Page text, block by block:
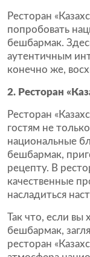
Ресторан
попробовать
бешбармак.
аутентичным
конечно же,
2. Ресторан
Ресторан
гостям не
национальные
бешбармак,
рецепту. В
качественные
насладиться
Так что, если вы
бешбармак,
ресторан